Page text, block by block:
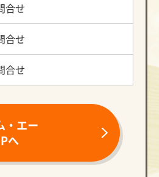
合せ
合せ
合せ
・エー
へ